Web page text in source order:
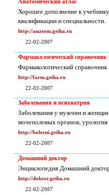
Хорошее дополнение к
квалификации и специальности.
http://anatom.geiha.ru
22-02-2007
Фармакологический справочник
Фармакологический
http://farm.geiha.ru
22-02-2007
Заболевания и психиатрия
Заболевания у мужчин и
мочеполовых органов,
http://bolezni.geiha.ru
22-02-2007
Домашний доктор
Энциклопедия Домашний
http://doktor.geiha.ru
22-02-2007